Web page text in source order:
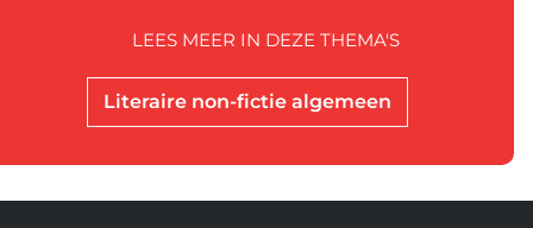
Literaire non-fictie algemeen
LEES MEER IN DEZE THEMA'S